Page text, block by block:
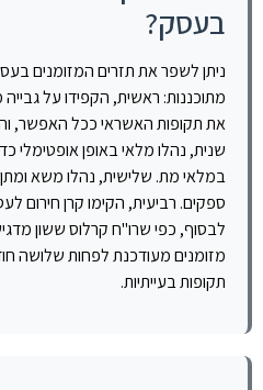
בעסק?
ניתן לשפר את תזרים המזומנים
מתוכננות: ראשית, הקפידו על
את תקופות האשראי ככל האפשר,
שנית, נהלו מלאי באופן אופטימלי
במלאי מת. שלישית, נהלו משא
ספקים. רביעית, הקימו קרן חירום
לבסוף, כפי שרו"ח קרלוס ששון
מזומנים מעודכנת לפחות שלושה
תקופות בעייתיות.